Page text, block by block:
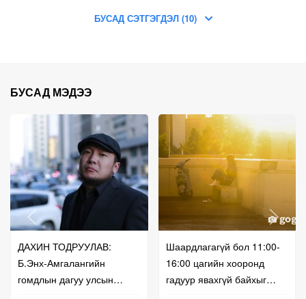
БУСАД СЭТГЭГДЭЛ (10)
БУСАД МЭДЭЭ
ДАХИН ТОДРУУЛАВ:
Б.Энх-Амгалангийн
гомдлын дагуу улсын
Шаардлагагүй бол 11:00-
16:00 цагийн хооронд
гадуур явахгүй байхыг